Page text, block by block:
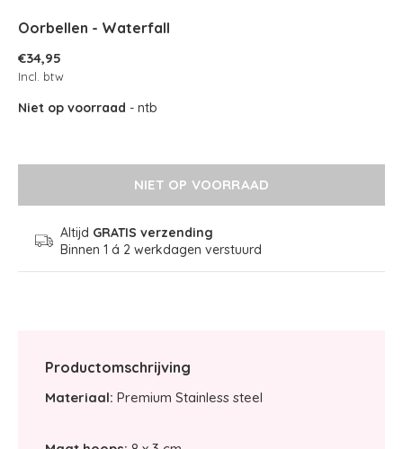
Oorbellen - Waterfall
€34,95
Incl. btw
Niet op voorraad - ntb
NIET OP VOORRAAD
Altijd GRATIS verzending
Binnen 1 á 2 werkdagen verstuurd
Productomschrijving
Materiaal: Premium Stainless steel